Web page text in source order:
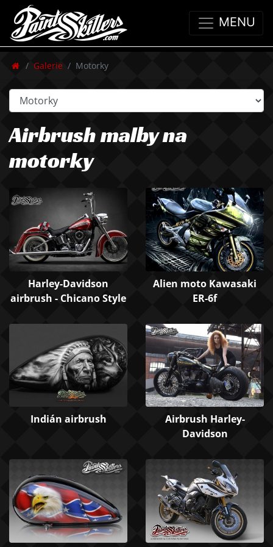
MENU
Galerie Motorky
Airbrush malby na
motorky
Harley-Davidson
airbrush - Chicano Style
Alien moto Kawasaki
ER-6f
Indián airbrush
Airbrush Harley-
Davidson